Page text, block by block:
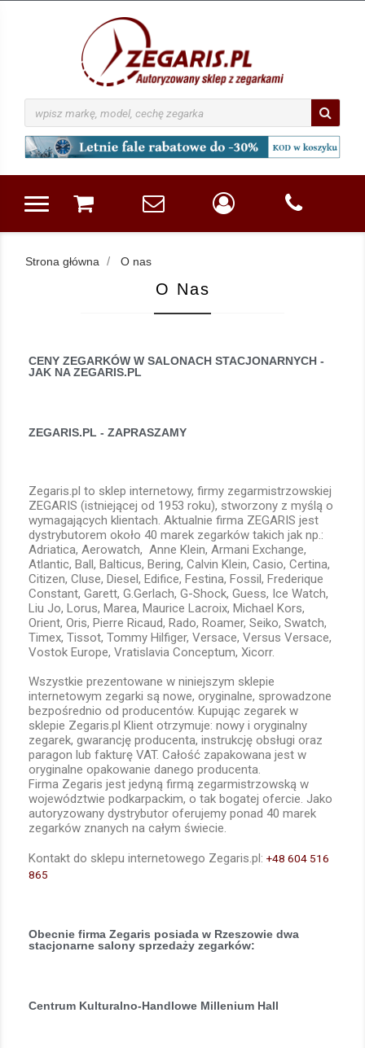
Strona główna O nas
O Nas
CENY ZEGARKÓW W SALONACH STACJONARNYCH -
JAK NA ZEGARIS.PL
ZEGARIS.PL - ZAPRASZAMY
Zegaris.pl to sklep internetowy, firmy zegarmistrzowskiej
ZEGARIS (istniejącej od 1953 roku), stworzony z myślą o
wymagających klientach. Aktualnie firma ZEGARIS jest
dystrybutorem około 40 marek zegarków takich jak np.:
Adriatica, Aerowatch, Anne Klein, Armani Exchange,
Atlantic, Ball, Balticus, Bering, Calvin Klein, Casio, Certina,
Citizen, Cluse, Diesel, Edifice, Festina, Fossil, Frederique
Constant, Garett, G.Gerlach, G-Shock, Guess, Ice Watch,
Liu Jo, Lorus, Marea, Maurice Lacroix, Michael Kors,
Orient, Oris, Pierre Ricaud, Rado, Roamer, Seiko, Swatch,
Timex, Tissot, Tommy Hilfiger, Versace, Versus Versace,
Vostok Europe, Vratislavia Conceptum, Xicorr.
Wszystkie prezentowane w niniejszym sklepie
internetowym zegarki są nowe, oryginalne, sprowadzone
bezpośrednio od producentów. Kupując zegarek w
sklepie Zegaris.pl Klient otrzymuje: nowy i oryginalny
zegarek, gwarancję producenta, instrukcję obsługi oraz
paragon lub fakturę VAT. Całość zapakowana jest w
oryginalne opakowanie danego producenta.
Firma Zegaris jest jedyną firmą zegarmistrzowską w
województwie podkarpackim, o tak bogatej ofercie. Jako
autoryzowany dystrybutor oferujemy ponad 40 marek
zegarków znanych na całym świecie.
Kontakt do sklepu internetowego Zegaris.pl: +48 604 516
865
Obecnie firma Zegaris posiada w Rzeszowie dwa
stacjonarne salony sprzedaży zegarków:
Centrum Kulturalno-Handlowe Millenium Hall